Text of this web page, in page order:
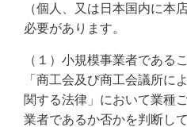
（個人、又は日本国内に本
必要があります。
（１）小規模事業者である
「商工会及び商工会議所に
関する法律」において業種
業者であるか否かを判断して